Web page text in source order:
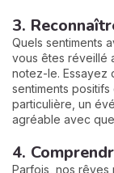
3.
Quels sentiments
vous êtes réveillé
notez-le. Essayez
sentiments
particulière, un
agréable avec
4.
Parfois, nos rêves